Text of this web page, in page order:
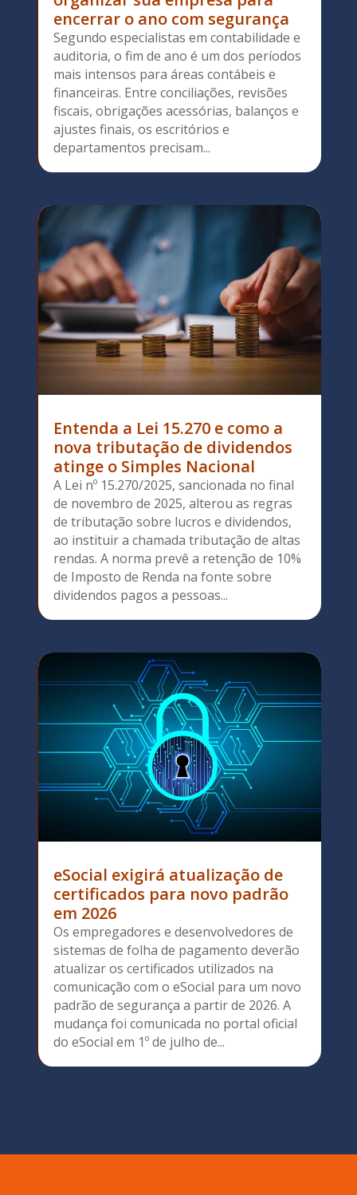
encerrar o ano com segurança
Segundo especialistas em contabilidade e
auditoria, o fim de ano é um dos períodos
mais intensos para áreas contábeis e
financeiras. Entre conciliações, revisões
fiscais, obrigações acessórias, balanços e
ajustes finais, os escritórios e
departamentos precisam...
Entenda a Lei 15.270 e como a
nova tributação de dividendos
atinge o Simples Nacional
A Lei nº 15.270/2025, sancionada no final
de novembro de 2025, alterou as regras
de tributação sobre lucros e dividendos,
ao instituir a chamada tributação de altas
rendas. A norma prevê a retenção de 10%
de Imposto de Renda na fonte sobre
dividendos pagos a pessoas...
eSocial exigirá atualização de
certificados para novo padrão
em 2026
Os empregadores e desenvolvedores de
sistemas de folha de pagamento deverão
atualizar os certificados utilizados na
comunicação com o eSocial para um novo
padrão de segurança a partir de 2026. A
mudança foi comunicada no portal oficial
do eSocial em 1º de julho de...